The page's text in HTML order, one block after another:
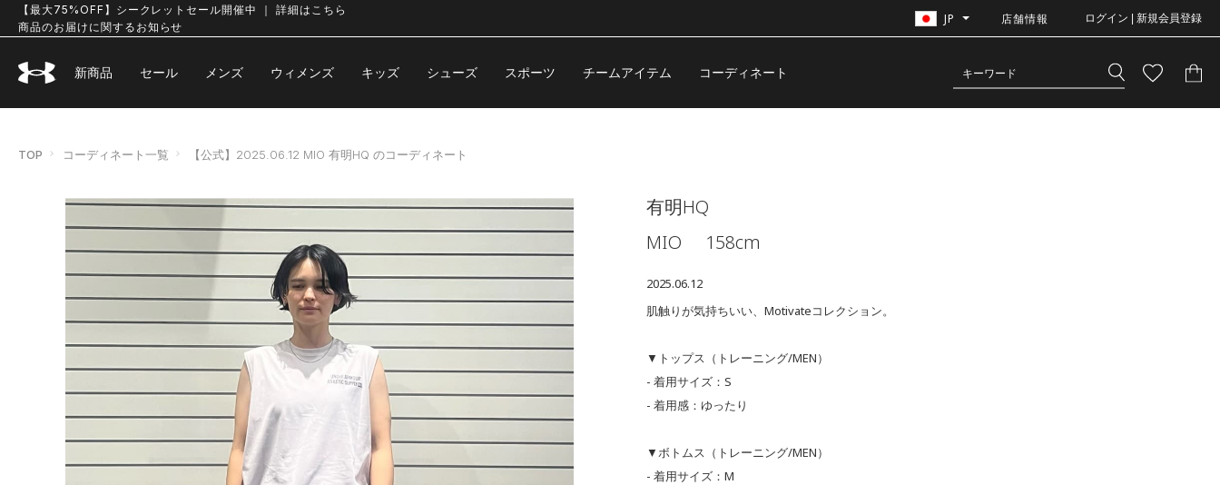
【最大75%OFF】シークレットセール開催中 ｜ 詳細はこちら
商品のお届けに関するお知らせ
JP 店舗情報 ログイン | 新規会員登録
新商品 セール メンズ ウィメンズ キッズ シューズ スポーツ チームアイテム コーディネート
TOP コーディネート一覧 【公式】2025.06.12 MIO 有明HQ のコーディネート
有明HQ
MIO
158cm
2025.06.12
肌触りが気持ちいい、Motivateコレクション。
▼トップス（トレーニング/MEN）
- 着用サイズ：S
- 着用感：ゆったり
▼ボトムス（トレーニング/MEN）
- 着用サイズ：M